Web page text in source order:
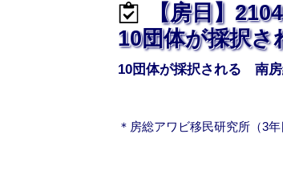
【房日】
10団体が採択さ
10団体が採択される 南
＊房総アワビ移民研究所（3